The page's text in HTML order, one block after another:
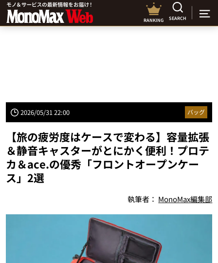
RANKING SEARCH
2026/05/31 22:00 バッグ
【旅の疲労度はケースで変わる】容量拡張
＆静音キャスターがとにかく便利！プロテ
カ＆ace.の優秀「フロントオープンケー
ス」2選
執筆者： MonoMax編集部